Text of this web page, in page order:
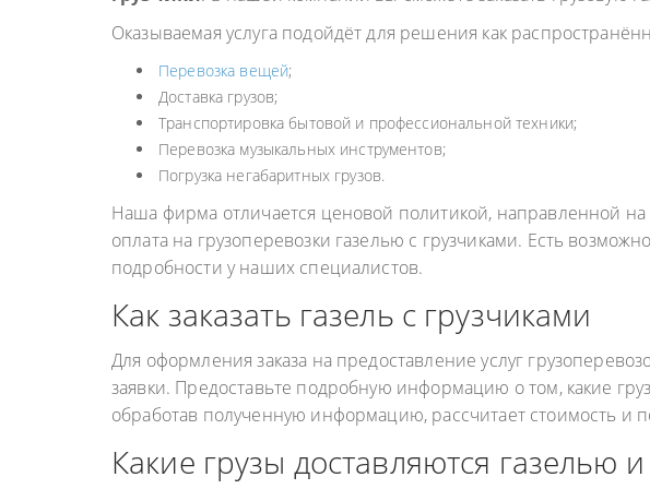
ИНДИВИДУАЛЬНЫЕ
ГРУЗОПЕРЕВОЗКИ
КОНТЕЙНЕРНЫЕ
ПЕРЕВОЗКИ
НЕФТЕПРОДУКТОВ
Оказываемая услуга подойдёт для решения как
Перевозка вещей;
Доставка грузов;
Транспортировка бытовой и профессиональной техники;
Перевозка музыкальных инструментов;
Погрузка негабаритных грузов.
Наша фирма отличается ценовой политикой, направленной
оплата на грузоперевозки газелью с грузчиками. Есть
подробности у наших специалистов.
Как заказать газель с грузчиками
Для оформления заказа на предоставление услуг
заявки. Предоставьте подробную информацию о том, какие
обработав полученную информацию, рассчитает стоимость
Какие грузы доставляются газелью